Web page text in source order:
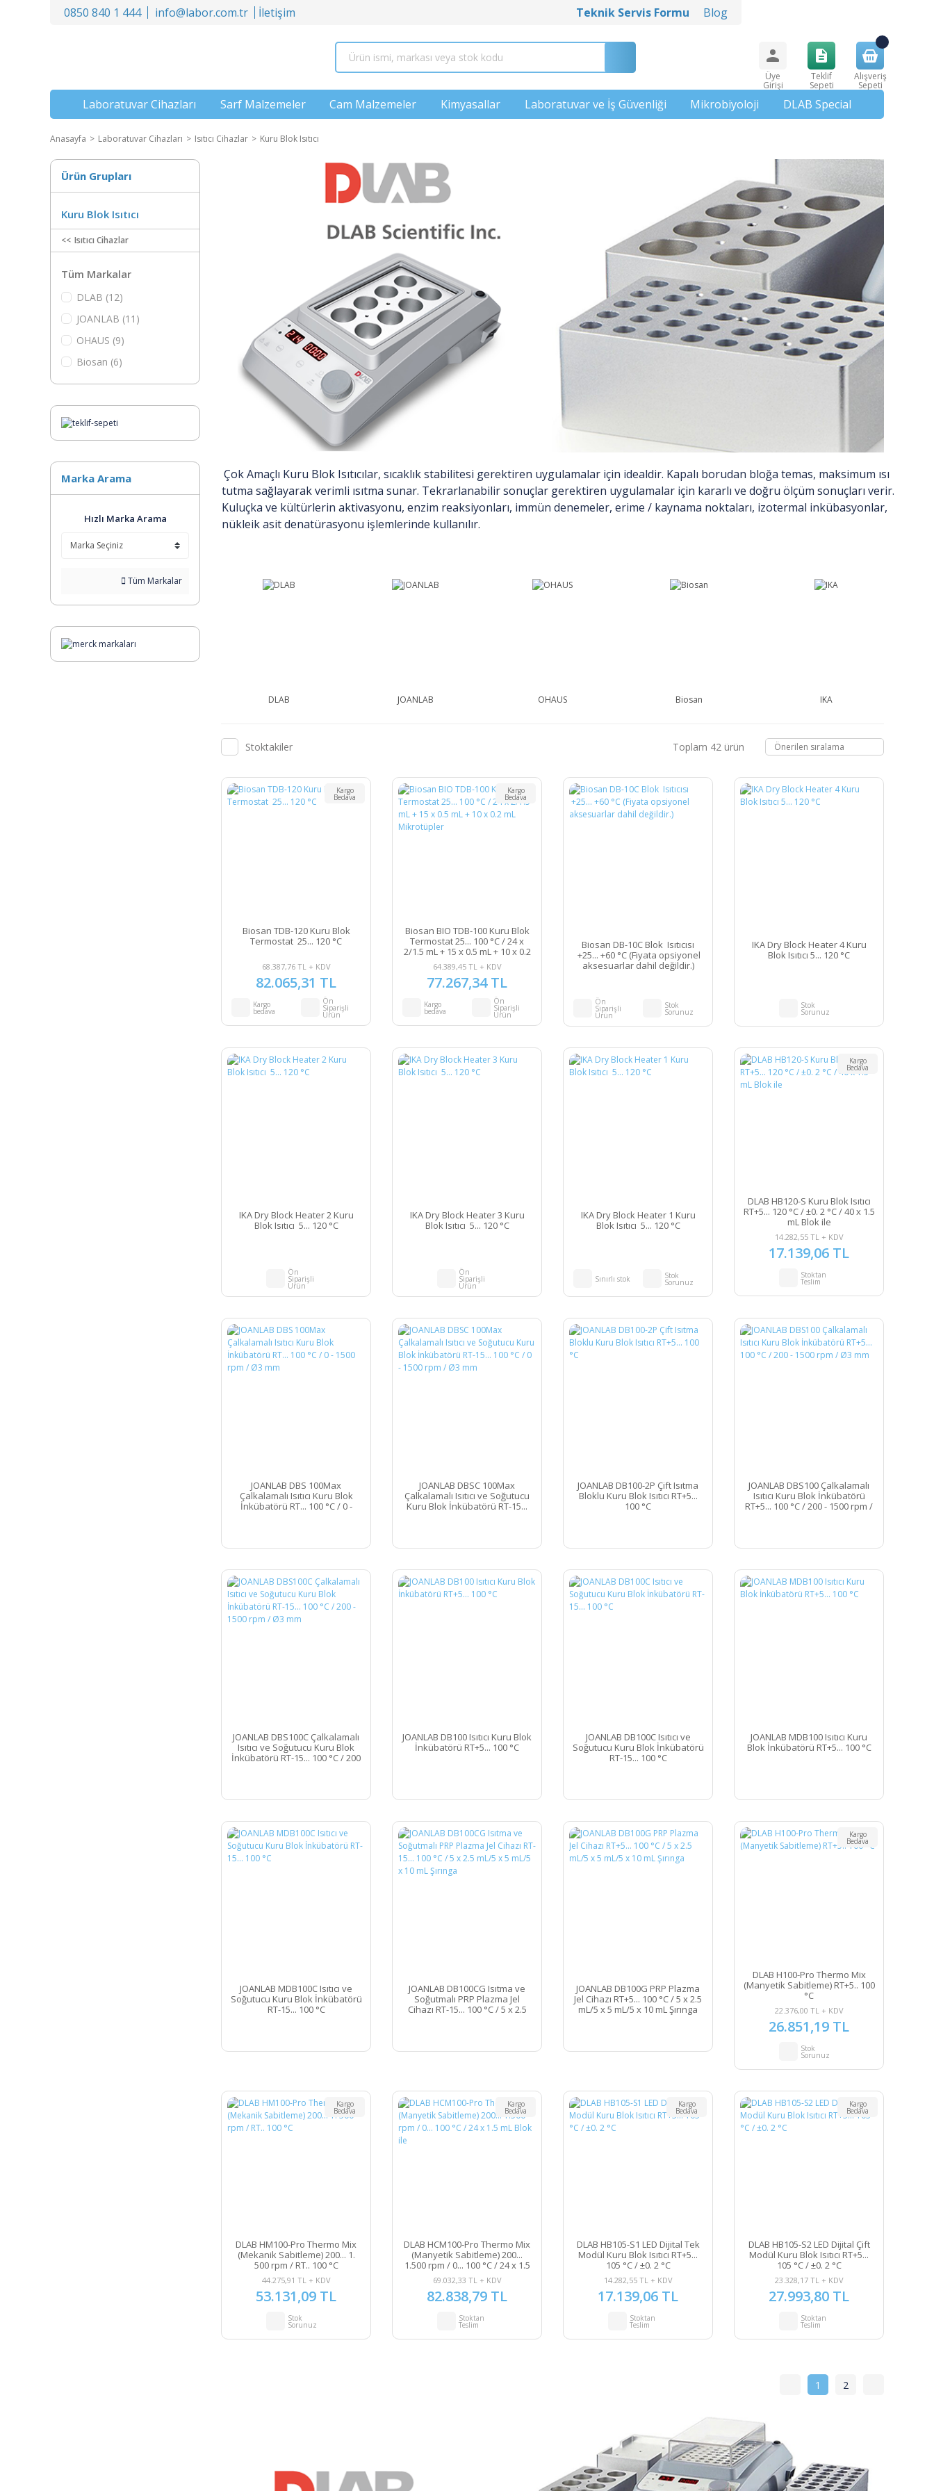
0850 840 1 444 info@labor.com.tr İletişim Teknik Servis Formu Blog
Üye
Girişi
Teklif
Sepeti
Alışveriş
Sepeti
Laboratuvar Cihazları Sarf Malzemeler Cam Malzemeler Kimyasallar Laboratuvar ve İş Güvenliği Mikrobiyoloji DLAB Special
Anasayfa Laboratuvar Cihazları Isıtıcı Cihazlar Kuru Blok Isıtıcı
Ürün Grupları
Kuru Blok Isıtıcı
Isıtıcı Cihazlar
Tüm Markalar
DLAB (12)
JOANLAB (11)
OHAUS (9)
Biosan (6)
IKA (4)
Marka Arama
Hızlı Marka Arama
Tüm Markalar
Çok Amaçlı Kuru Blok Isıtıcılar, sıcaklık stabilitesi gerektiren uygulamalar için idealdir. Kapalı borudan bloğa temas, maksimum ısı
tutma sağlayarak verimli ısıtma sunar. Tekrarlanabilir sonuçlar gerektiren uygulamalar için kararlı ve doğru ölçüm sonuçları verir.
Kuluçka ve kültürlerin aktivasyonu, enzim reaksiyonları, immün denemeler, erime / kaynama noktaları, izotermal inkübasyonlar,
nükleik asit denatürasyonu işlemlerinde kullanılır.
DLAB JOANLAB OHAUS Biosan IKA
Stoktakiler Toplam 42 ürün
Kargo
Bedava
Biosan TDB-120 Kuru Blok
Termostat 25... 120 °C
68.387,76 TL + KDV
82.065,31 TL
Kargo
bedava
Ön
Siparişli
Ürün
Kargo
Bedava
Biosan BIO TDB-100 Kuru Blok
Termostat 25... 100 °C / 24 x
2/1.5 mL + 15 x 0.5 mL + 10 x 0.2
mL Mikrotüpler
64.389,45 TL + KDV
77.267,34 TL
Kargo
bedava
Ön
Siparişli
Ürün
Biosan DB-10C Blok Isıtıcısı
+25... +60 °C (Fiyata opsiyonel
aksesuarlar dahil değildir.)
Ön
Siparişli
Ürün
Stok
Sorunuz
IKA Dry Block Heater 4 Kuru
Blok Isıtıcı 5... 120 °C
Stok
Sorunuz
IKA Dry Block Heater 2 Kuru
Blok Isıtıcı 5... 120 °C
Ön
Siparişli
Ürün
IKA Dry Block Heater 3 Kuru
Blok Isıtıcı 5... 120 °C
Ön
Siparişli
Ürün
IKA Dry Block Heater 1 Kuru
Blok Isıtıcı 5... 120 °C
Sınırlı stok Stok
Sorunuz
Kargo
Bedava
DLAB HB120-S Kuru Blok Isıtıcı
RT+5... 120 °C / ±0. 2 °C / 40 x 1.5
mL Blok ile
14.282,55 TL + KDV
17.139,06 TL
Stoktan
Teslim
JOANLAB DBS 100Max
Çalkalamalı Isıtıcı Kuru Blok
İnkübatörü RT... 100 °C / 0 -
JOANLAB DBSC 100Max
Çalkalamalı Isıtıcı ve Soğutucu
Kuru Blok İnkübatörü RT-15...
JOANLAB DB100-2P Çift Isıtma
Bloklu Kuru Blok Isıtıcı RT+5...
100 °C
JOANLAB DBS100 Çalkalamalı
Isıtıcı Kuru Blok İnkübatörü
RT+5... 100 °C / 200 - 1500 rpm /
JOANLAB DBS100C Çalkalamalı
Isıtıcı ve Soğutucu Kuru Blok
İnkübatörü RT-15... 100 °C / 200
JOANLAB DB100 Isıtıcı Kuru Blok
İnkübatörü RT+5... 100 °C
JOANLAB DB100C Isıtıcı ve
Soğutucu Kuru Blok İnkübatörü
RT-15... 100 °C
JOANLAB MDB100 Isıtıcı Kuru
Blok İnkübatörü RT+5... 100 °C
JOANLAB MDB100C Isıtıcı ve
Soğutucu Kuru Blok İnkübatörü
RT-15... 100 °C
JOANLAB DB100CG Isıtma ve
Soğutmalı PRP Plazma Jel
Cihazı RT-15... 100 °C / 5 x 2.5
JOANLAB DB100G PRP Plazma
Jel Cihazı RT+5... 100 °C / 5 x 2.5
mL/5 x 5 mL/5 x 10 mL Şırınga
Kargo
Bedava
DLAB H100-Pro Thermo Mix
(Manyetik Sabitleme) RT+5.. 100
°C
22.376,00 TL + KDV
26.851,19 TL
Stok
Sorunuz
Kargo
Bedava
DLAB HM100-Pro Thermo Mix
(Mekanik Sabitleme) 200... 1.
500 rpm / RT.. 100 °C
44.275,91 TL + KDV
53.131,09 TL
Stok
Sorunuz
Kargo
Bedava
DLAB HCM100-Pro Thermo Mix
(Manyetik Sabitleme) 200...
1.500 rpm / 0... 100 °C / 24 x 1.5
mL Blok ile
69.032,33 TL + KDV
82.838,79 TL
Stoktan
Teslim
Kargo
Bedava
DLAB HB105-S1 LED Dijital Tek
Modül Kuru Blok Isıtıcı RT+5...
105 °C / ±0. 2 °C
14.282,55 TL + KDV
17.139,06 TL
Stoktan
Teslim
Kargo
Bedava
DLAB HB105-S2 LED Dijital Çift
Modül Kuru Blok Isıtıcı RT+5...
105 °C / ±0. 2 °C
23.328,17 TL + KDV
27.993,80 TL
Stoktan
Teslim
1 2